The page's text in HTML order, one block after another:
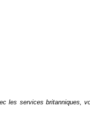
les services britanniques,